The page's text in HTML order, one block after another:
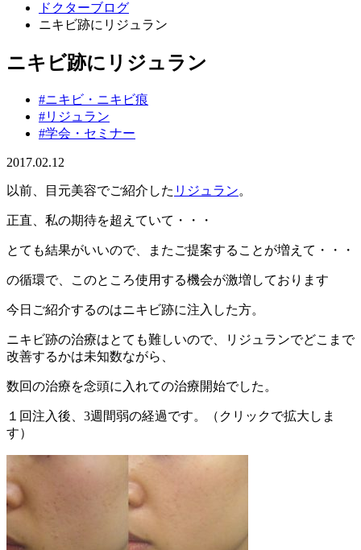
ドクターブログ
ニキビ跡にリジュラン
ニキビ跡にリジュラン
#ニキビ・ニキビ痕
#リジュラン
#学会・セミナー
2017.02.12
以前、目元美容でご紹介した リジュラン。
正直、私の期待を超えていて・・・
とても結果がいいので、またご提案することが増えて・・・
の循環で、このところ使用する機会が激増しております
今日ご紹介するのはニキビ跡に注入した方。
ニキビ跡の治療はとても難しいので、リジュランでどこまで
改善するかは未知数ながら、
数回の治療を念頭に入れての治療開始でした。
１回注入後、3週間弱の経過です。（クリックで拡大しま
す）